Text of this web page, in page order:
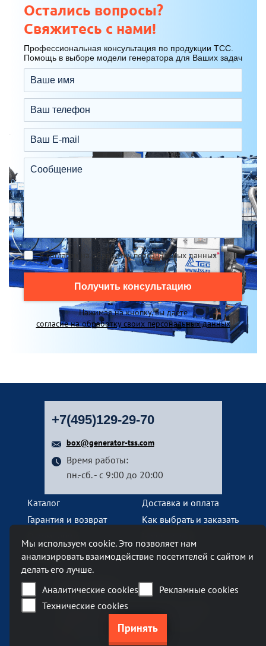
Остались вопросы?
Свяжитесь с нами!
Профессиональная консультация по продукции ТСС.
Помощь в выборе модели генератора для Ваших задач
Я согласен на обработку персональных данных*
Получить консультацию
Нажимая на кнопку, вы даете
согласие на обработку своих персональных данных
+7(495)129-29-70
box@generator-tss.com
Время работы:
пн.-сб. - с 9:00 до 20:00
Каталог
Доставка и оплата
Гарантия и возврат
Как выбрать и заказать
Контакты
Наш офис
Москва, Ленинский проспект, 119А
Бизнес-центр «Ленинский 119А»
метро Тропарево
Мы используем cookie. Это позволяет нам
анализировать взаимодействие посетителей с сайтом и
делать его лучше.
Аналитические cookies
Рекламные cookies
Технические cookies